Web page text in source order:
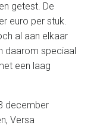
getest. De
euro per stuk.
al aan elkaar
daarom speciaal
een laag
december
Versa